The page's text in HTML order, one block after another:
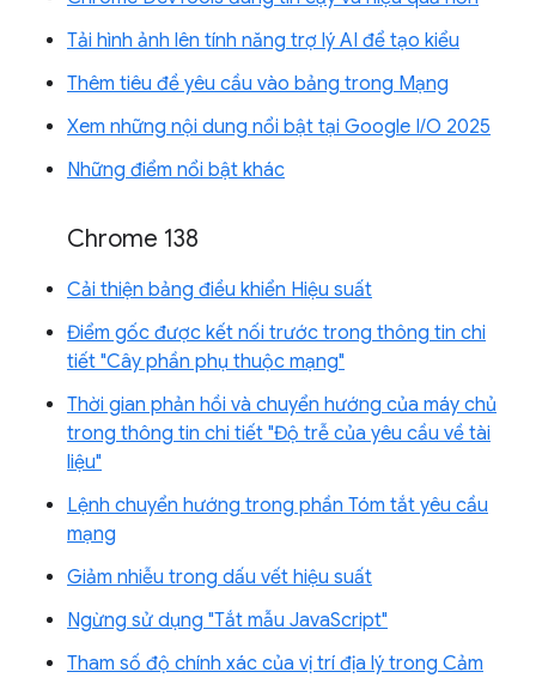
Tải hình ảnh lên tính năng trợ lý AI để tạo kiểu
Thêm tiêu đề yêu cầu vào bảng trong Mạng
Xem những nội dung nổi bật tại Google I/O 2025
Những điểm nổi bật khác
Chrome 138
Cải thiện bảng điều khiển Hiệu suất
Điểm gốc được kết nối trước trong thông tin chi
tiết "Cây phần phụ thuộc mạng"
Thời gian phản hồi và chuyển hướng của máy chủ
trong thông tin chi tiết "Độ trễ của yêu cầu về tài
liệu"
Lệnh chuyển hướng trong phần Tóm tắt yêu cầu
mạng
Giảm nhiễu trong dấu vết hiệu suất
Ngừng sử dụng "Tắt mẫu JavaScript"
Tham số độ chính xác của vị trí địa lý trong Cảm